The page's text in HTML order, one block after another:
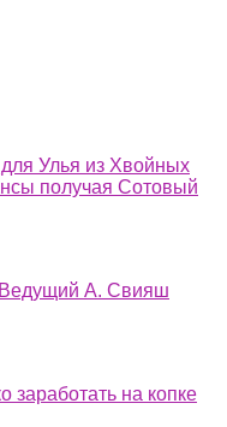
Улья из Хвойных
получая Сотовый
Ведущий А. Свияш
заработать на копке